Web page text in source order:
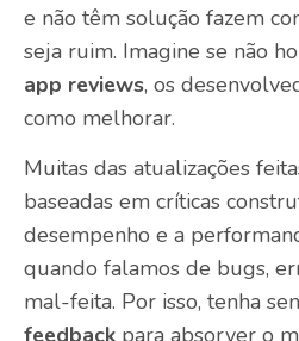
e não têm solução fazem
seja ruim. Imagine se não
app reviews, os
como melhorar.
Muitas das atualizações
baseadas em críticas
desempenho e a
quando falamos de bugs,
mal-feita. Por isso, tenha
feedback para absorver o